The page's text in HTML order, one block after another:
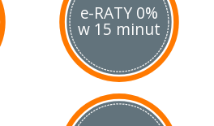
e-RATY 0%
w 15 minut